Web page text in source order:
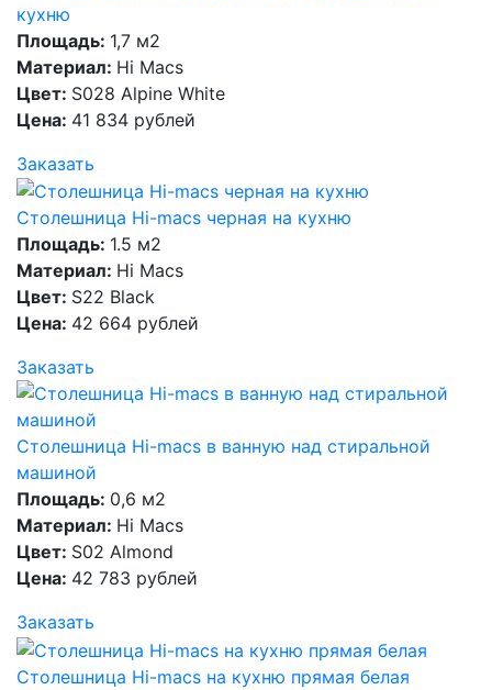
кухню
Площадь: 1,7 м2
Материал: Hi Macs
Цвет: S028 Alpine White
Цена: 41 834 рублей
Заказать
Столешница Hi-macs черная на кухню
Площадь: 1.5 м2
Материал: Hi Macs
Цвет: S22 Black
Цена: 42 664 рублей
Заказать
Столешница Hi-macs в ванную над стиральной
машиной
Площадь: 0,6 м2
Материал: Hi Macs
Цвет: S02 Almond
Цена: 42 783 рублей
Заказать
Столешница Hi-macs на кухню прямая белая